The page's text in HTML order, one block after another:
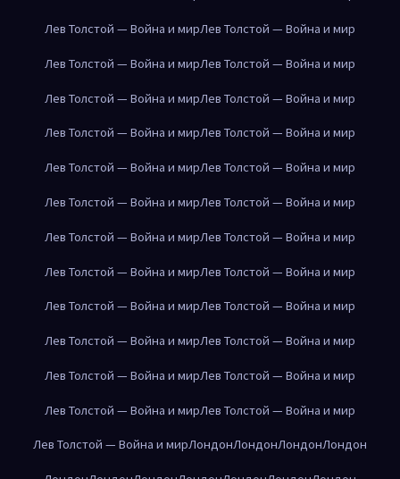
Лев Толстой — Война и мирЛев Толстой — Война и мир
Лев Толстой — Война и мирЛев Толстой — Война и мир
Лев Толстой — Война и мирЛев Толстой — Война и мир
Лев Толстой — Война и мирЛев Толстой — Война и мир
Лев Толстой — Война и мирЛев Толстой — Война и мир
Лев Толстой — Война и мирЛев Толстой — Война и мир
Лев Толстой — Война и мирЛев Толстой — Война и мир
Лев Толстой — Война и мирЛев Толстой — Война и мир
Лев Толстой — Война и мирЛев Толстой — Война и мир
Лев Толстой — Война и мирЛев Толстой — Война и мир
Лев Толстой — Война и мирЛев Толстой — Война и мир
Лев Толстой — Война и мирЛев Толстой — Война и мир
Лев Толстой — Война и мирЛондонЛондонЛондонЛондон